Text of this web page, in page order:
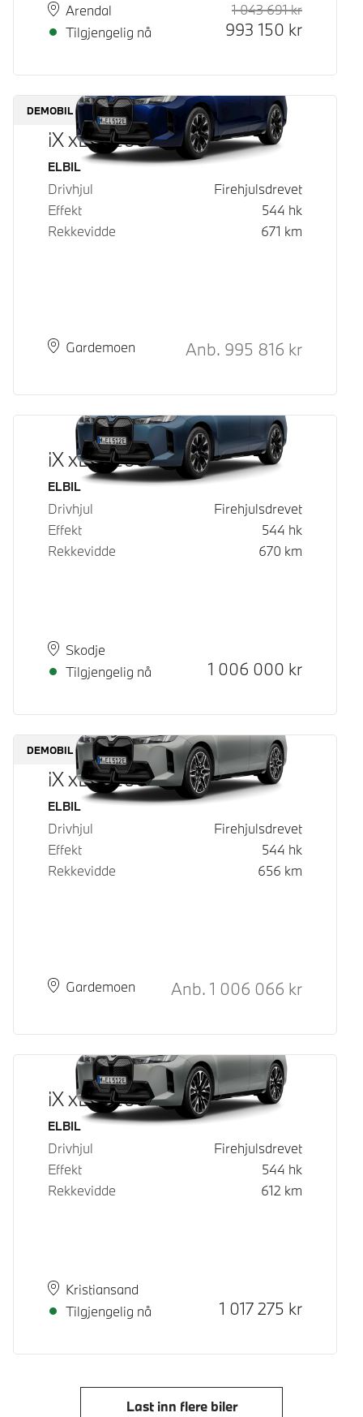
PlassArendal
Leveringstid
Tilgjengelig nå
1 043 691kr
993 150 kr
DEMOBIL
iX xDrive60
Drivstoff
ELBIL
Drivhjul
Firehjulsdrevet
Effekt
544 hk
Rekkevidde
671 km
PlassGardemoen
Leveringstid Kontantpris
Anb. 995 816 kr
iX xDrive60
Drivstoff
ELBIL
Drivhjul
Firehjulsdrevet
Effekt
544 hk
Rekkevidde
670 km
PlassSkodje
Leveringstid
Tilgjengelig nå
Kontantpris
1 006 000 kr
DEMOBIL
iX xDrive60
Drivstoff
ELBIL
Drivhjul
Firehjulsdrevet
Effekt
544 hk
Rekkevidde
656 km
PlassGardemoen
Leveringstid Kontantpris
Anb. 1 006 066 kr
iX xDrive60
Drivstoff
ELBIL
Drivhjul
Firehjulsdrevet
Effekt
544 hk
Rekkevidde
612 km
PlassKristiansand
Leveringstid
Tilgjengelig nå
Kontantpris
1 017 275 kr
Last inn flere biler